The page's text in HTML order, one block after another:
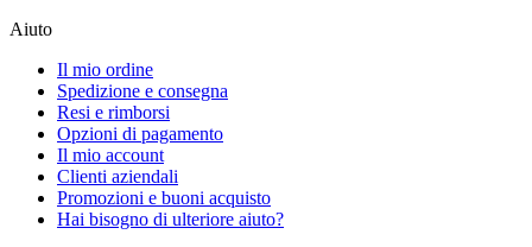
Aiuto
Il mio ordine
Spedizione e consegna
Resi e rimborsi
Opzioni di pagamento
Il mio account
Clienti aziendali
Promozioni e buoni acquisto
Hai bisogno di ulteriore aiuto?